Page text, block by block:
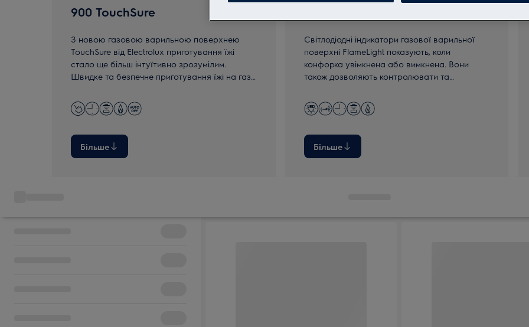
900 TouchSure
З новою газовою варильною поверхнею
TouchSure від Electrolux приготування їжі
стало ще більш інтуїтивно зрозумілим.
Швидке та безпечне приготування їжі на газі
плита, з керуванням як в індукції
Більше
Cвітлодіодні індикатори газової варильної
поверхні FlameLight показують, коли
конфорка увімкнена або вимкнена. Вони
також дозволяють контролювати та
полум'я, налаштовуючи інтенсивність полум'я
під час готування.
Більше